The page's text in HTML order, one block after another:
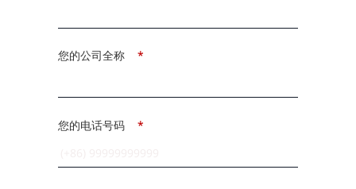
*
您的公司全称
*
您的电话号码